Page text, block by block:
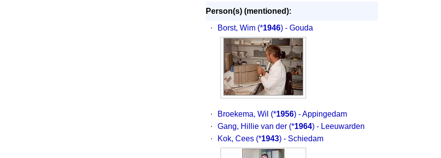
Person(s) (mentioned):
·
Borst, Wim (*1946) - Gouda
· Broekema, Wil (*1956) - Appingedam
·
Gang, Hillie van der (*1964) - Leeuwarden
·
Kok, Cees (*1943) - Schiedam